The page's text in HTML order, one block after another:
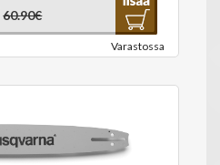
60.90€
Varastossa